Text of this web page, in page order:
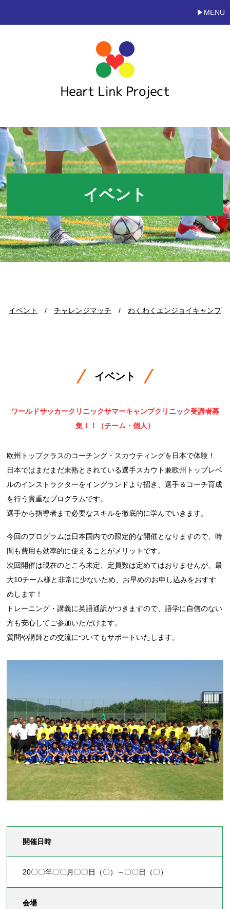
MENU
イベント
イベント / チャレンジマッチ / わくわくエンジョイキャンプ
イベント
ワールドサッカークリニックサマーキャンプクリニック受講者募
集！！（チーム・個人）
欧州トップクラスのコーチング・スカウティングを日本で体験！
日本ではまだまだ未熟とされている選手スカウト兼欧州トップレベ
ルのインストラクターをイングランドより招き、選手＆コーチ育成
を行う貴重なプログラムです。
選手から指導者まで必要なスキルを徹底的に学んでいきます。
今回のプログラムは日本国内での限定的な開催となりますので、時
間も費用も効率的に使えることがメリットです。
次回開催は現在のところ未定、定員数は定めてはおりませんが、最
大10チーム様と非常に少ないため、お早めのお申し込みをおすす
めします！
トレーニング・講義に英語通訳がつきますので、語学に自信のない
方も安心してご参加いただけます。
質問や講師との交流についてもサポートいたします。
開催日時
20〇〇年〇〇月〇〇日（〇）～〇〇日（〇）
会場